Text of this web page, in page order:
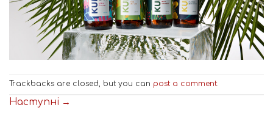
Trackbacks are closed, but you can post a comment
Наступні →